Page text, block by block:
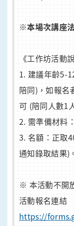
※本場次講座
《工作坊活動
1. 建議年齡5-
陪同)，如報名
可 (陪同人數1
2. 需準備材料
3. 名額：正取
通知錄取結果)
※ 本活動不開
活動報名連結
https://